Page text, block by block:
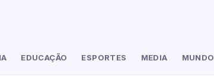
EDUCAÇÃO ESPORTES MEDIA MUNDO